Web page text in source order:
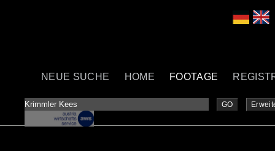
NEUE SUCHE HOME FOOTAGE
GO